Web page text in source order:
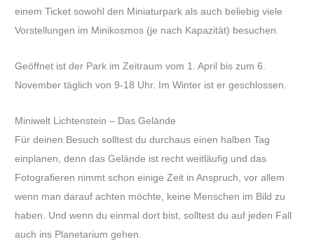
einem Ticket sowohl den Miniaturpark als auch beliebig viele
Vorstellungen im Minikosmos (je nach Kapazität) besuchen.
Geöffnet ist der Park im Zeitraum vom 1. April bis zum 6.
November täglich von 9-18 Uhr. Im Winter ist er geschlossen.
Miniwelt Lichtenstein – Das Gelände
Für deinen Besuch solltest du durchaus einen halben Tag
einplanen, denn das Gelände ist recht weitläufig und das
Fotografieren nimmt schon einige Zeit in Anspruch, vor allem
wenn man darauf achten möchte, keine Menschen im Bild zu
haben. Und wenn du einmal dort bist, solltest du auf jeden Fall
auch ins Planetarium gehen.